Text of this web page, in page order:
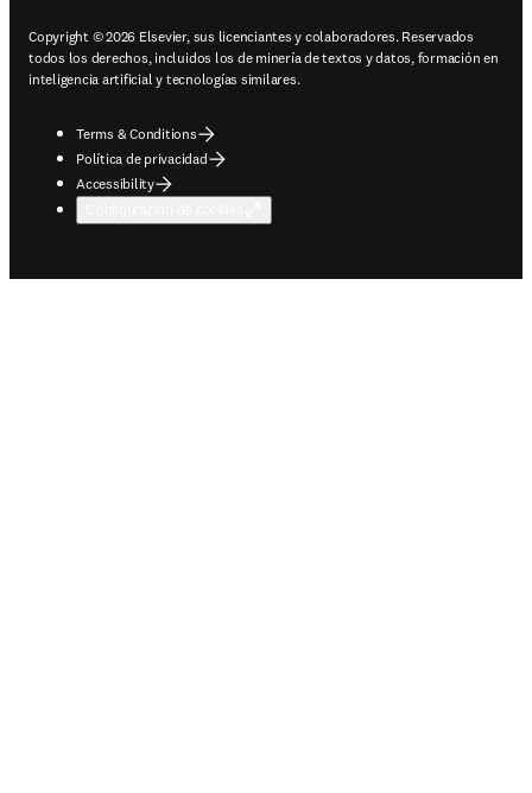
Copyright © 2026 Elsevier, sus licenciantes y colaboradores. Reservados
todos los derechos, incluidos los de minería de textos y datos, formación en
inteligencia artificial y tecnologías similares.
Terms & Conditions
Política de privacidad
Accessibility